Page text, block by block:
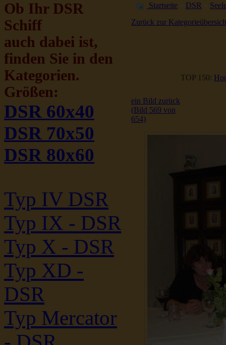
Ob Ihr DSR
Schiff
auch dabei ist,
finden Sie in den
Kategorien.
Größen:
DSR 60x40
DSR 70x50
DSR 80x60
Typ IV DSR
Typ IX - DSR
Typ X - DSR
Typ XD -
DSR
Typ Mercator
Startseite » DSR »
Zurück zur
TOP 150:
ein Bild zurück
(Bild 569 von
654)